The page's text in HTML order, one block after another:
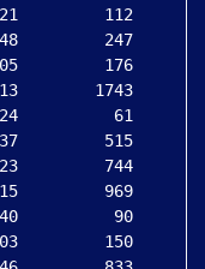
112
247
176
1743
61
515
744
969
90
150